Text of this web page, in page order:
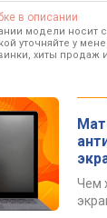
в описании
модели носит
уточняйте у
хиты продаж
Чем